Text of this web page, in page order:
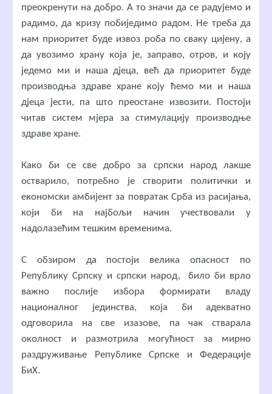
преокренути на добро. А то значи да се радујемо и
радимо, да кризу побиједимо радом. Не треба да
нам приоритет буде извоз роба по сваку цијену, а
да увозимо храну која је, заправо, отров, и коју
једемо ми и наша дјеца, већ да приоритет буде
производња здраве хране коју ћемо ми и наша
дјеца јести, па што преостане извозити. Постоји
читав систем мјера за стимулацију производње
здраве хране.
Како би се све добро за српски народ лакше
остварило, потребно је створити политички и
економски амбијент за повратак Срба из расијања,
који би на најбољи начин учествовали у
надолазећим тешким временима.
С обзиром да постоји велика опасност по
Републику Српску и српски народ, било би врло
важно послије избора формирати владу
националног јединства, која би адекватно
одговорила на све изазове, па чак стварала
околност и размотрила могућност за мирно
раздруживање Републике Српске и Федерације
БиХ.